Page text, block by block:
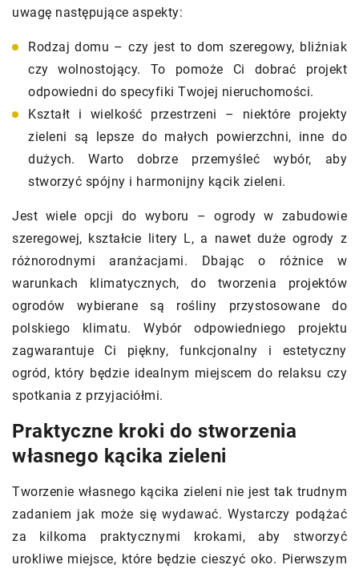
uwagę następujące aspekty:
Rodzaj domu – czy jest to dom szeregowy, bliźniak
czy wolnostojący. To pomoże Ci dobrać projekt
odpowiedni do specyfiki Twojej nieruchomości.
Kształt i wielkość przestrzeni – niektóre projekty
zieleni są lepsze do małych powierzchni, inne do
dużych. Warto dobrze przemyśleć wybór, aby
stworzyć spójny i harmonijny kącik zieleni.
Jest wiele opcji do wyboru – ogrody w zabudowie
szeregowej, kształcie litery L, a nawet duże ogrody z
różnorodnymi aranżacjami. Dbając o różnice w
warunkach klimatycznych, do tworzenia projektów
ogrodów wybierane są rośliny przystosowane do
polskiego klimatu. Wybór odpowiedniego projektu
zagwarantuje Ci piękny, funkcjonalny i estetyczny
ogród, który będzie idealnym miejscem do relaksu czy
spotkania z przyjaciółmi.
Praktyczne kroki do stworzenia
własnego kącika zieleni
Tworzenie własnego kącika zieleni nie jest tak trudnym
zadaniem jak może się wydawać. Wystarczy podążać
za kilkoma praktycznymi krokami, aby stworzyć
urokliwe miejsce, które będzie cieszyć oko. Pierwszym